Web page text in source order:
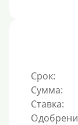
Без
С
Без номера
Срок:
Сумма:
Ставка: